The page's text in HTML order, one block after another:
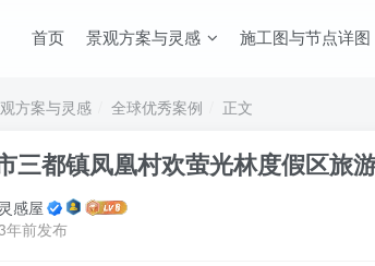
首页 景观方案与灵感 施工图与节点详图
方案与灵感 全球优秀案例 正文
三都镇凤凰村欢萤光林度假区旅
灵感屋
年前发布